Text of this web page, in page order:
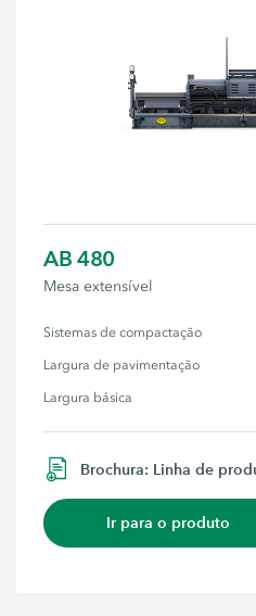
AB 480
Mesa extensível
Sistemas de compactação
Largura de pavimentação
Largura básica
Brochura: Linha de
Ir para o produto